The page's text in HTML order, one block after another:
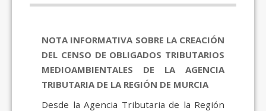
NOTA INFORMATIVA SOBRE LA CREACIÓN
DEL CENSO DE OBLIGADOS TRIBUTARIOS
MEDIOAMBIENTALES DE LA AGENCIA
TRIBUTARIA DE LA REGIÓN DE MURCIA
Desde la Agencia Tributaria de la Región